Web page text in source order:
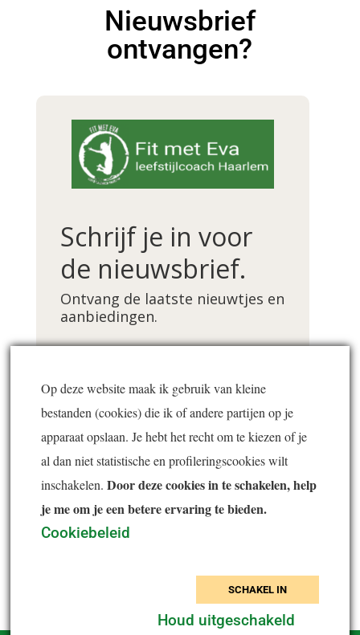
Nieuwsbrief
ontvangen?
Schrijf je in voor
de nieuwsbrief.
Ontvang de laatste nieuwtjes en
aanbiedingen.
E-mailadres *
Inschrijven
Op deze website maak ik gebruik van kleine
bestanden (cookies) die ik of andere partijen op je
apparaat opslaan. Je hebt het recht om te kiezen of je
al dan niet statistische en profileringscookies wilt
inschakelen.Door deze cookies in te schakelen, help
je me om je een betere ervaring te bieden.
Cookiebeleid
SCHAKEL IN
Houd uitgeschakeld